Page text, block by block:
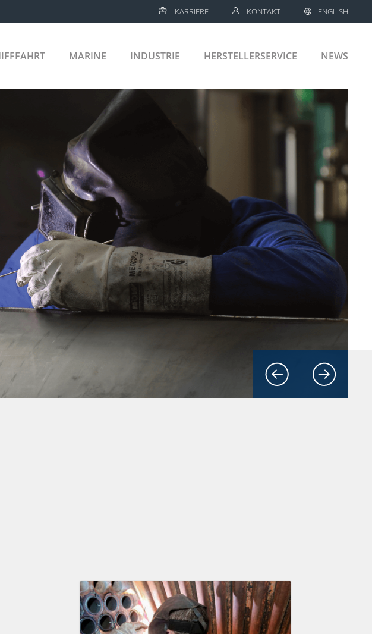
KARRIERE KONTAKT ENGLISH
HANDELSSCHIFFE LNG TANKER
MARINE INDUSTRIE HERSTELLERSERVICE NEWS